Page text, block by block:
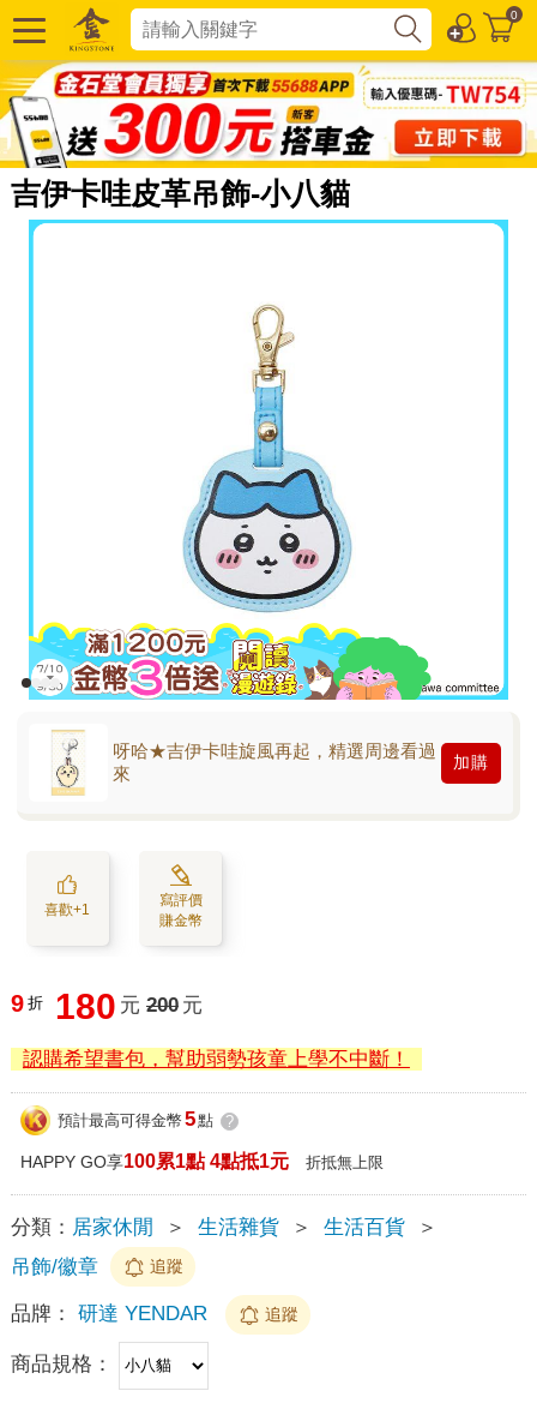
0
吉伊卡哇皮革吊飾-小八貓
呀哈★吉伊卡哇旋風再起，精選周邊看過
來
加購
喜歡+1
寫評價
賺金幣
9 折 180 元 200 元
認購希望書包，幫助弱勢孩童上學不中斷！
預計最高可得金幣 5點 ?
HAPPY GO享100累1點 4點抵1元 折抵無上限
分類： 居家休閒 ＞ 生活雜貨 ＞ 生活百貨
＞
吊飾/徽章
追蹤
品牌： 研達 YENDAR 追蹤
商品規格：